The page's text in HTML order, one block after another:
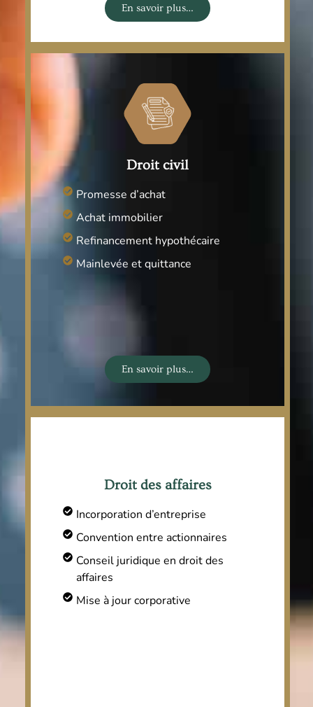
En savoir plus…
Droit civil
Promesse d’achat
Achat immobilier
Refinancement hypothécaire
Mainlevée et quittance
En savoir plus…
Droit des affaires
Incorporation d’entreprise
Convention entre actionnaires
Conseil juridique en droit des
affaires
Mise à jour corporative